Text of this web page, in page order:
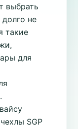
выбрать
не
такие
для
SGP